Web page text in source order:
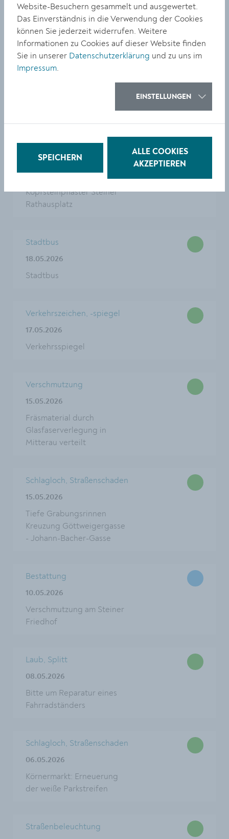
Verschmutzung
19.05.2026
Kremser Stadion
Schlagloch, Straßenschaden
Kopfsteinpflaster Steiner
Rathausplatz
Stadtbus
18.05.2026
Stadtbus
Verkehrszeichen, -spiegel
17.05.2026
Verkehrsspiegel
Verschmutzung
15.05.2026
Fräsmaterial durch
Glasfaserverlegung in
Mitterau verteilt
Schlagloch, Straßenschaden
15.05.2026
Tiefe Grabungsrinnen
Kreuzung Göttweigergasse
- Johann-Bacher-Gasse
Bestattung
10.05.2026
Verschmutzung am Steiner
Friedhof
Laub, Splitt
08.05.2026
Bitte um Reparatur eines
Fahrradständers
Schlagloch, Straßenschaden
06.05.2026
Körnermarkt: Erneuerung
der weiße Parkstreifen
Straßenbeleuchtung
Website-Besuchern gesammelt und ausgewertet.
Das Einverständnis in die Verwendung der Cookies
können Sie jederzeit widerrufen. Weitere
Informationen zu Cookies auf dieser Website finden
Sie in unserer Datenschutzerklärung und zu uns im
Impressum.
EINSTELLUNGEN
SPEICHERN
ALLE COOKIES
AKZEPTIEREN